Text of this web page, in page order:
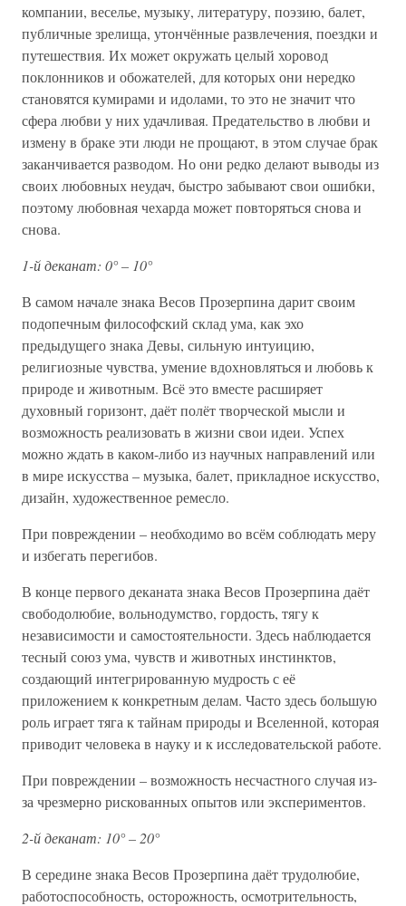
компании, веселье, музыку, литературу, поэзию, балет,
публичные зрелища, утончённые развлечения, поездки и
путешествия. Их может окружать целый хоровод
поклонников и обожателей, для которых они нередко
становятся кумирами и идолами, то это не значит что
сфера любви у них удачливая. Предательство в любви и
измену в браке эти люди не прощают, в этом случае брак
заканчивается разводом. Но они редко делают выводы из
своих любовных неудач, быстро забывают свои ошибки,
поэтому любовная чехарда может повторяться снова и
снова.
1-й деканат: 0° – 10°
В самом начале знака Весов Прозерпина дарит своим
подопечным философский склад ума, как эхо
предыдущего знака Девы, сильную интуицию,
религиозные чувства, умение вдохновляться и любовь к
природе и животным. Всё это вместе расширяет
духовный горизонт, даёт полёт творческой мысли и
возможность реализовать в жизни свои идеи. Успех
можно ждать в каком-либо из научных направлений или
в мире искусства – музыка, балет, прикладное искусство,
дизайн, художественное ремесло.
При повреждении – необходимо во всём соблюдать меру
и избегать перегибов.
В конце первого деканата знака Весов Прозерпина даёт
свободолюбие, вольнодумство, гордость, тягу к
независимости и самостоятельности. Здесь наблюдается
тесный союз ума, чувств и животных инстинктов,
создающий интегрированную мудрость с её
приложением к конкретным делам. Часто здесь большую
роль играет тяга к тайнам природы и Вселенной, которая
приводит человека в науку и к исследовательской работе.
При повреждении – возможность несчастного случая из-
за чрезмерно рискованных опытов или экспериментов.
2-й деканат: 10° – 20°
В середине знака Весов Прозерпина даёт трудолюбие,
работоспособность, осторожность, осмотрительность,